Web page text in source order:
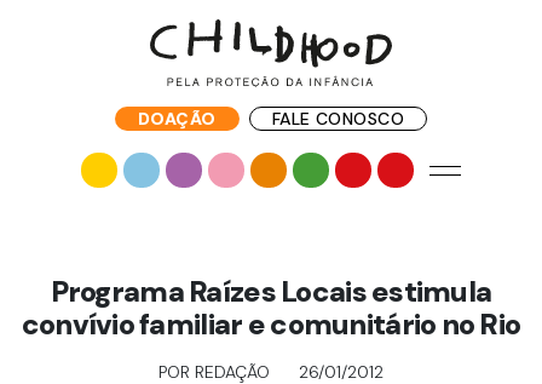
DOAÇÃO FALE CONOSCO
Programa Raízes Locais estimula
convívio familiar e comunitário no Rio
POR REDAÇÃO 26/01/2012